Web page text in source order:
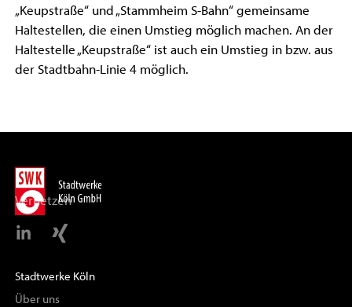
„Keupstraße“ und „Stammheim S-Bahn“ gemeinsame
Haltestellen, die einen Umstieg möglich machen. An der
Haltestelle „Keupstraße“ ist auch ein Umstieg in bzw. aus
der Stadtbahn-Linie 4 möglich.
Vernetzen
Stadtwerke Köln
Über uns